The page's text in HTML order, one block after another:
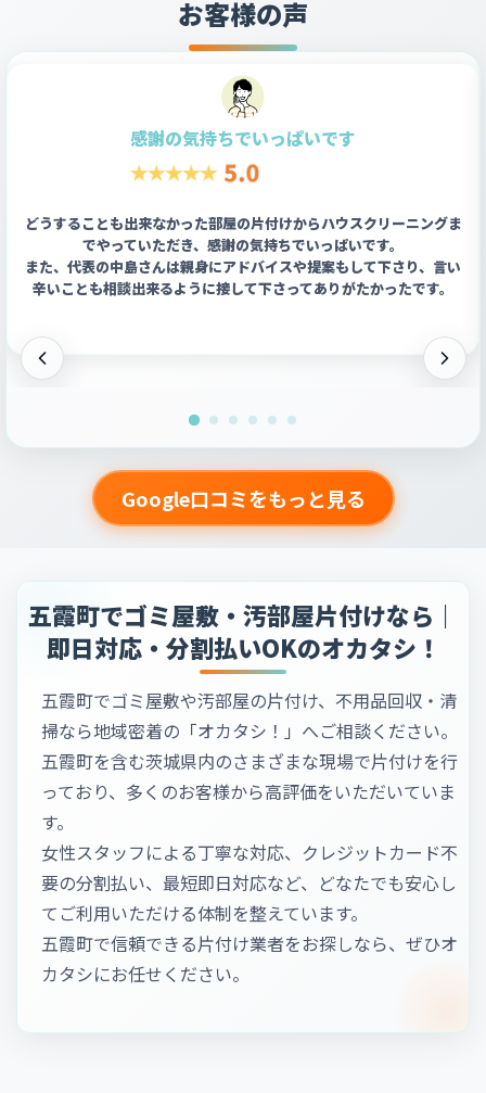
お客様の声
感謝の気持ちでいっぱいです
どうすることも出来なかった部屋の片付けからハウスクリーニングま
でやっていただき、感謝の気持ちでいっぱいです。
また、代表の中島さんは親身にアドバイスや提案もして下さり、言い
辛いことも相談出来るように接して下さってありがたかったです。
Google口コミをもっと見る
五霞町でゴミ屋敷・汚部屋片付けなら｜
即日対応・分割払いOKのオカタシ！
五霞町でゴミ屋敷や汚部屋の片付け、不用品回収・清
掃なら地域密着の「オカタシ！」へご相談ください。
五霞町を含む茨城県内のさまざまな現場で片付けを行
っており、多くのお客様から高評価をいただいていま
す。
女性スタッフによる丁寧な対応、クレジットカード不
要の分割払い、最短即日対応など、どなたでも安心し
てご利用いただける体制を整えています。
五霞町で信頼できる片付け業者をお探しなら、ぜひオ
カタシにお任せください。